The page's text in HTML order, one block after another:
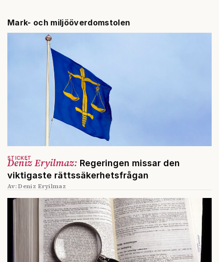
Mark- och miljööverdomstolen
Deniz Eryilmaz: Regeringen missar den
viktigaste rättssäkerhetsfrågan
STICKET
Av: Deniz Eryilmaz